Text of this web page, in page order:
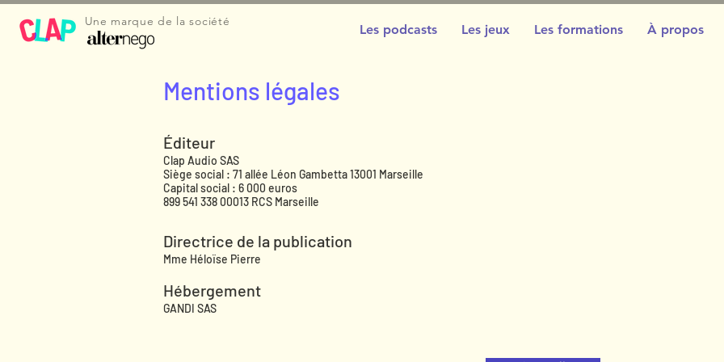
Une marque de la société
Les podcasts Les jeux Les formations À propos
Mentions légales
Éditeur
Clap Audio SAS
Siège social : 71 allée Léon Gambetta 13001 Marseille
Capital social : 6 000 euros
899 541 338 00013 RCS Marseille
Directrice de la publication
Mme Héloïse Pierre
Hébergement
GANDI SAS